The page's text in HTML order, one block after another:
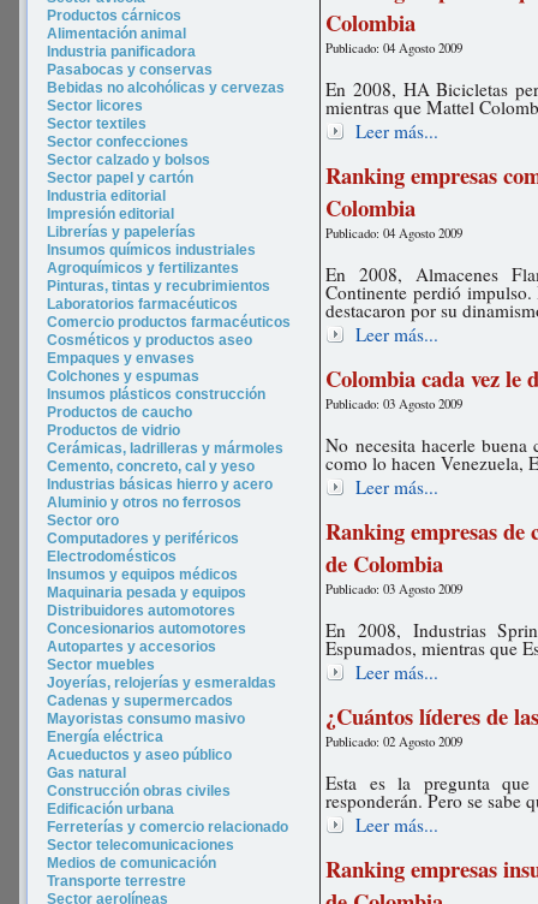
Productos cárnicos
Alimentación animal
Industria panificadora
Pasabocas y conservas
Bebidas no alcohólicas y cervezas
Sector licores
Sector textiles
Sector confecciones
Sector calzado y bolsos
Sector papel y cartón
Industria editorial
Impresión editorial
Librerías y papelerías
Insumos químicos industriales
Agroquímicos y fertilizantes
Pinturas, tintas y recubrimientos
Laboratorios farmacéuticos
Comercio productos farmacéuticos
Cosméticos y productos aseo
Empaques y envases
Colchones y espumas
Insumos plásticos construcción
Productos de caucho
Productos de vidrio
Cerámicas, ladrilleras y mármoles
Cemento, concreto, cal y yeso
Industrias básicas hierro y acero
Aluminio y otros no ferrosos
Sector oro
Computadores y periféricos
Electrodomésticos
Insumos y equipos médicos
Maquinaria pesada y equipos
Distribuidores automotores
Concesionarios automotores
Autopartes y accesorios
Sector muebles
Joyerías, relojerías y esmeraldas
Cadenas y supermercados
Mayoristas consumo masivo
Energía eléctrica
Acueductos y aseo público
Gas natural
Construcción obras civiles
Edificación urbana
Ferreterías y comercio relacionado
Sector telecomunicaciones
Medios de comunicación
Transporte terrestre
Sector aerolíneas
Colombia
Publicado: 04 Agosto 2009
En 2008, HA Bicicletas
mientras que Mattel
Leer más...
Ranking empresas
Colombia
Publicado: 04 Agosto 2009
En 2008, Almacenes
Continente perdió
destacaron por su
Leer más...
Colombia cada vez le
Publicado: 03 Agosto 2009
No necesita hacerle buena
como lo hacen Venezuela,
Leer más...
Ranking empresas de
de Colombia
Publicado: 03 Agosto 2009
En 2008, Industrias
Espumados, mientras que
Leer más...
¿Cuántos líderes de
Publicado: 02 Agosto 2009
Esta es la pregunta
responderán. Pero se sabe
Leer más...
Ranking empresas